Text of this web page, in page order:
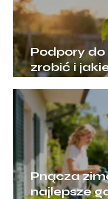
Podpory
zrobić i
Pnącza
najlepsze